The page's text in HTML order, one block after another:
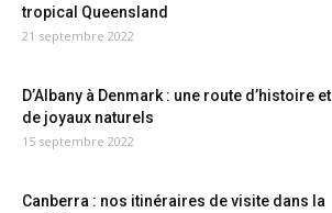
tropical Queensland
21 septembre 2022
D’Albany à Denmark : une route d’histoire et
de joyaux naturels
15 septembre 2022
Canberra : nos itinéraires de visite dans la